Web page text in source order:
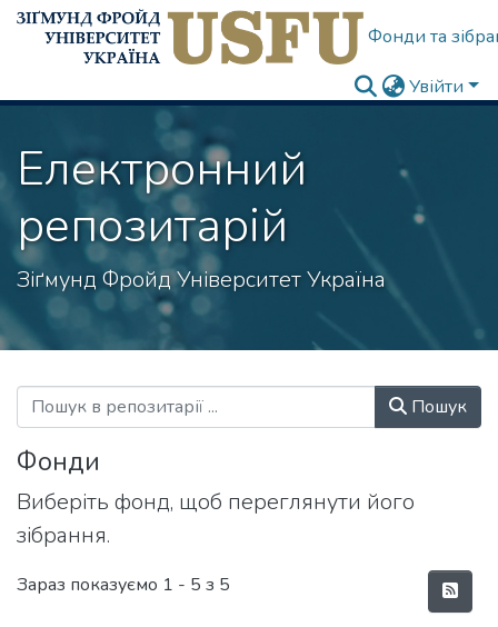
Фонди та
Увійти
Електронний
репозитарій
Зіґмунд Фройд Університет Україна
Пошук
Фонди
Виберіть фонд, щоб переглянути його
зібрання.
Зараз показуємо 1 - 5 з 5